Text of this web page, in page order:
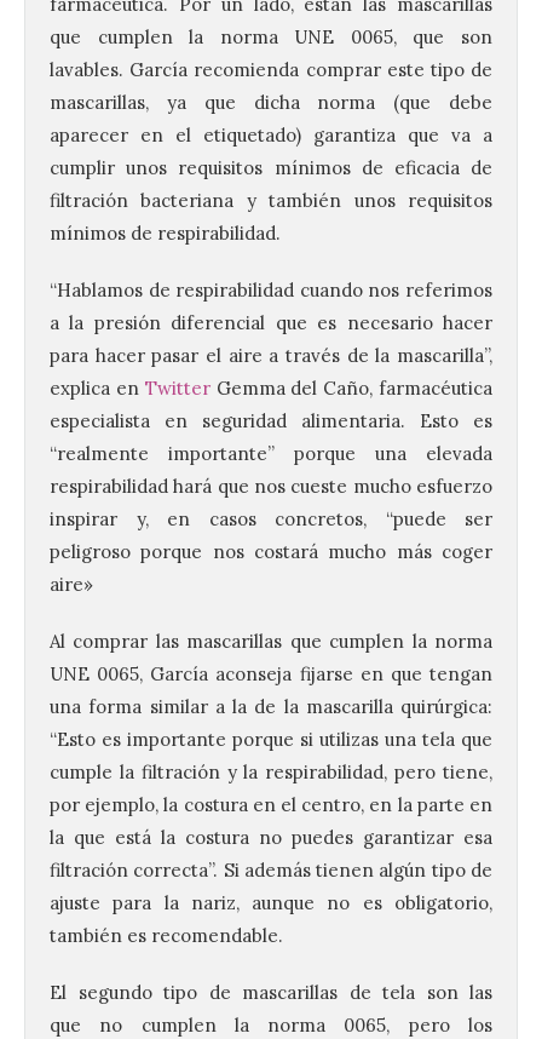
que cumplen la norma UNE 0065, que son
lavables. García recomienda comprar este tipo de
mascarillas, ya que dicha norma (que debe
aparecer en el etiquetado) garantiza que va a
cumplir unos requisitos mínimos de eficacia de
filtración bacteriana y también unos requisitos
mínimos de respirabilidad.
“Hablamos de respirabilidad cuando nos referimos
a la presión diferencial que es necesario hacer
para hacer pasar el aire a través de la mascarilla”,
explica en TwitterGemma del Caño, farmacéutica
especialista en seguridad alimentaria. Esto es
“realmente importante” porque una elevada
respirabilidad hará que nos cueste mucho esfuerzo
inspirar y, en casos concretos, “puede ser
peligroso porque nos costará mucho más coger
aire»
Al comprar las mascarillas que cumplen la norma
UNE 0065, García aconseja fijarse en que tengan
una forma similar a la de la mascarilla quirúrgica:
“Esto es importante porque si utilizas una tela que
cumple la filtración y la respirabilidad, pero tiene,
por ejemplo, la costura en el centro, en la parte en
la que está la costura no puedes garantizar esa
filtración correcta”. Si además tienen algún tipo de
ajuste para la nariz, aunque no es obligatorio,
también es recomendable.
El segundo tipo de mascarillas de tela son las
que no cumplen la norma 0065, pero los